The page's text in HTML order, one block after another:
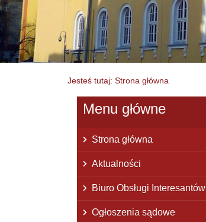
Jesteś tutaj: Strona główna
Menu główne
Strona główna
Aktualności
Biuro Obsługi Interesantów
Ogłoszenia sądowe